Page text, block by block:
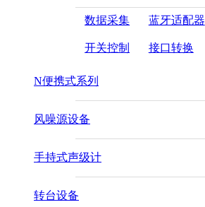
数据采集 蓝牙适配器
开关控制 接口转换
N便携式系列
风噪源设备
手持式声级计
转台设备